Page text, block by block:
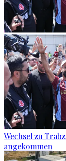
Wechsel zu
angekommen